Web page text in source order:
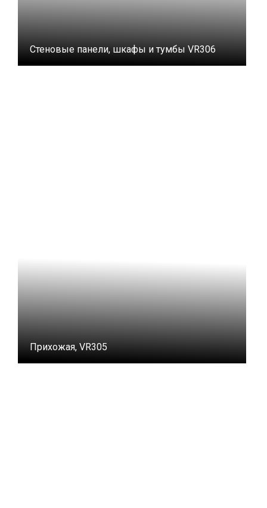
Стеновые панели, шкафы и тумбы VR306
Прихожая, VR305